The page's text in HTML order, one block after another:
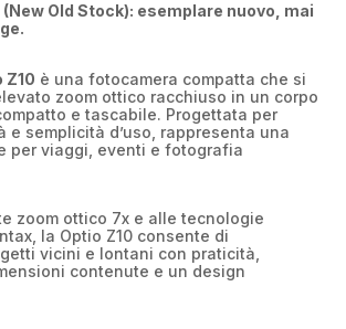
Old Stock): esemplare nuovo, mai
Z10 è una fotocamera compatta che si
zoom ottico racchiuso in un corpo
e tascabile. Progettata per
e semplicità d’uso, rappresenta una
per viaggi, eventi e fotografia
zoom ottico 7x e alle tecnologie
la Optio Z10 consente di
vicini e lontani con praticità,
contenute e un design